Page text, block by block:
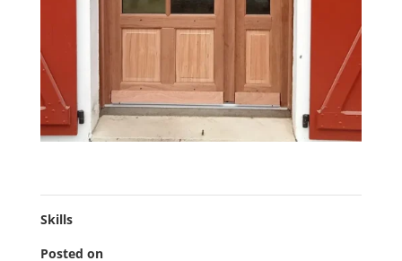
Skills
Posted on